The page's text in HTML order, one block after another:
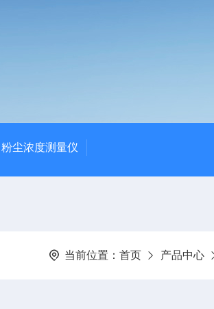
粉尘浓度测量仪
当前位置： 首页 产品中心